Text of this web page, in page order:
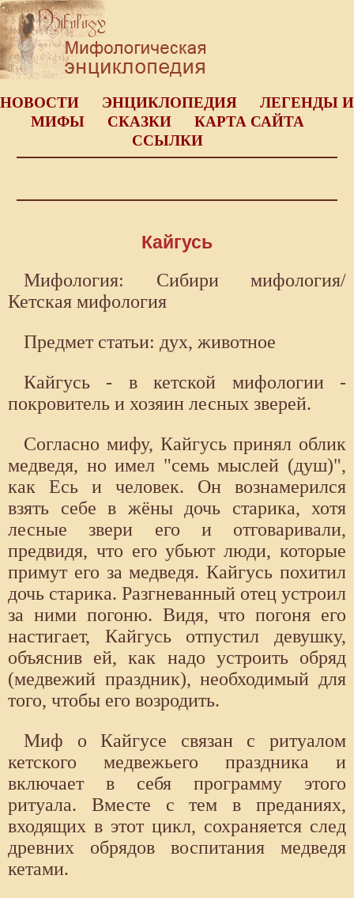
НОВОСТИ ЭНЦИКЛОПЕДИЯ
ЛЕГЕНДЫ И
МИФЫ
СКАЗКИ
КАРТА САЙТА
ССЫЛКИ
Кайгусь
Мифология: Сибири мифология/
Кетская мифология
Предмет статьи: дух, животное
Кайгусь - в кетской мифологии -
покровитель и хозяин лесных зверей.
Согласно мифу, Кайгусь принял облик
медведя, но имел "семь мыслей (душ)",
как Есь и человек. Он вознамерился
взять себе в жёны дочь старика, хотя
лесные звери его и отговаривали,
предвидя, что его убьют люди, которые
примут его за медведя. Кайгусь похитил
дочь старика. Разгневанный отец устроил
за ними погоню. Видя, что погоня его
настигает, Кайгусь отпустил девушку,
объяснив ей, как надо устроить обряд
(медвежий праздник), необходимый для
того, чтобы его возродить.
Миф о Кайгусе связан с ритуалом
кетского медвежьего праздника и
включает в себя программу этого
ритуала. Вместе с тем в преданиях,
входящих в этот цикл, сохраняется след
древних обрядов воспитания медведя
кетами.